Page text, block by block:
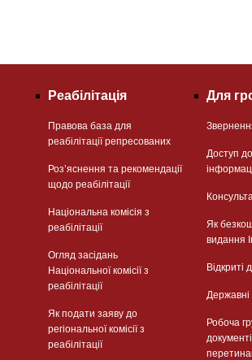
Реабілітація
Правова база для
реабілітації репресованих
Розʼяснення та рекомендації
щодо реабілітації
Національна комісія з
реабілітації
Огляд засідань
Національної комісії з
реабілітації
Як подати заяву до
регіональної комісії з
реабілітації
Для
Доступ
Як
видання
Відкриті
Державні
Робоча